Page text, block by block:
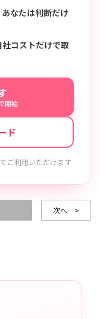
なたは判断だけ
コストだけで取
開始
ド
ご利用いただけます
次へ >